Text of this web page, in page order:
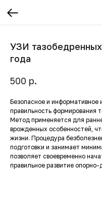
УЗИ
года
500 р.
Безопасное и
правильность формирования
Метод применяется для
врожденных особенностей,
жизни. Процедура
подготовки и занимает
позволяет своевременно
правильное развитие